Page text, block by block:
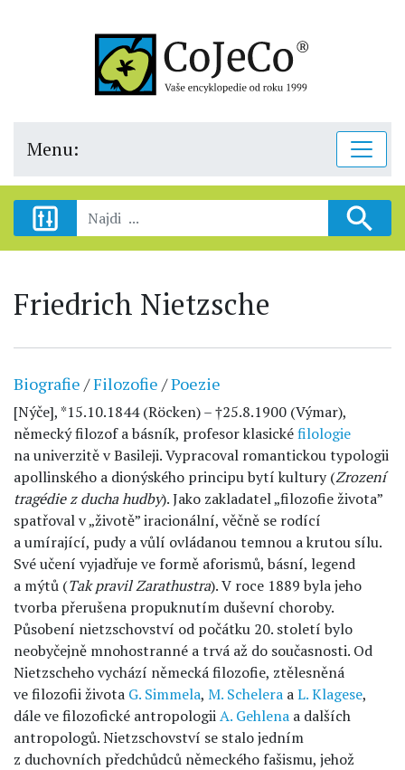
Menu:
Friedrich Nietzsche
Biografie /Filozofie /Poezie
[Nýče], *15.10.1844 (Röcken) – †25.8.1900 (Výmar),
německý filozof a básník, profesor klasickéfilologie
na univerzitě v Basileji. Vypracoval romantickou typologii
apollinského a dionýského principu bytí kultury (Zrození
tragédie z ducha hudby). Jako zakladatel „filozofie života”
spatřoval v „životě” iracionální, věčně se rodící
a umírající, pudy a vůlí ovládanou temnou a krutou sílu.
Své učení vyjadřuje ve formě aforismů, básní, legend
a mýtů (Tak pravil Zarathustra). V roce 1889 byla jeho
tvorba přerušena propuknutím duševní choroby.
Působení nietzschovství od počátku 20. století bylo
neobyčejně mnohostranné a trvá až do současnosti. Od
Nietzscheho vychází německá filozofie, ztělesněná
ve filozofii života G. Simmela, M. Schelera aL. Klagese,
dále ve filozofické antropologiiA. Gehlena a dalších
antropologů. Nietzschovství se stalo jedním
z duchovních předchůdců německého fašismu, jehož